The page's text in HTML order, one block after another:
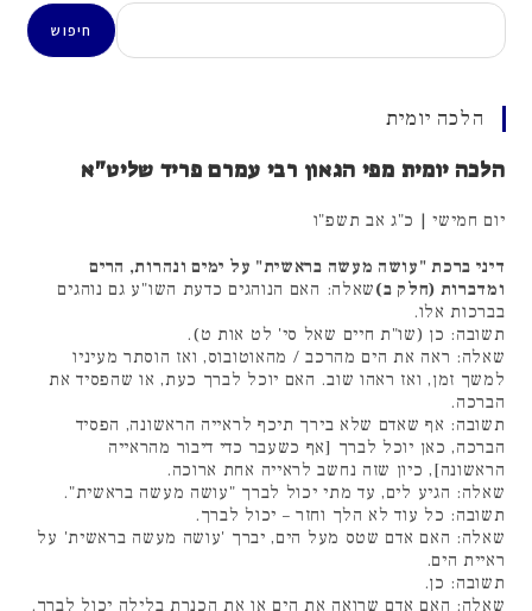
חיפוש
חיפוש
הלכה יומית
הלכה יומית מפי הגאון רבי עמרם פריד שליט"א
יום חמישי | כ"ג אב תשפ"ו
דיני ברכת "עושה מעשה בראשית" על ימים ונהרות, הרים
ומדברות (חלק ב)שאלה: האם הנוהגים כדעת השו"ע גם נוהגים
בברכות אלו.
תשובה: כן (שו"ת חיים שאל סי' לט אות ט).
שאלה: ראה את הים מהרכב / מהאוטובוס, ואז הוסתר מעיניו
למשך זמן, ואז ראהו שוב. האם יוכל לברך כעת, או שהפסיד את
הברכה.
תשובה: אף שאדם שלא בירך תיכף לראייה הראשונה, הפסיד
הברכה, כאן יוכל לברך [אף כשעבר כדי דיבור מהראייה
הראשונה], כיון שזה נחשב לראייה אחת ארוכה.
שאלה: הגיע לים, עד מתי יכול לברך "עושה מעשה בראשית".
תשובה: כל עוד לא הלך וחזר – יכול לברך.
שאלה: האם אדם שטס מעל הים, יברך 'עושה מעשה בראשית' על
ראיית הים.
תשובה: כן.
שאלה: האם אדם שרואה את הים או את הכנרת בלילה יכול לברך.